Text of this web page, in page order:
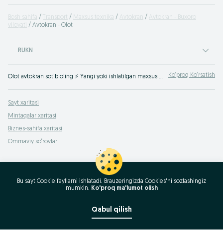
Bosh sahifa Transport Maxsus texnika Avtokran
Avtokran - Buxoro
viloyati
Avtokran - Olot
RUKN
Olot avtokran sotib oling ⚡️ Yangi yoki ishlatilgan maxsus uskunalarning katta tanlovi ☝ Avtomobil kranlari uchun eng yaxshi narxlar ➠ OLX.uz saytida! Ko‘proq Ko‘rsatish
Sayt xaritasi
Mintaqalar xaritasi
Biznes-sahifa xaritasi
Ommaviy so‘rovlar
Bu sayt Cookie fayllarni ishlatadi. Brauzeringizda Cookies'ni sozlashingiz
mumkin. Ko'proq ma'lumot olish
Qabul qilish